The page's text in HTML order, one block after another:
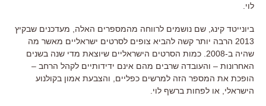
לוי.
ביונייטד קינג, שם נושמים לרווחה מהמספרים האלה, מעדכנים שבקיץ
2013 הרבה יותר קשה להביא צופים לסרטים ישראליים מאשר מה
שהיה ב-2008. כמות הסרטים הישראליים שיוצאת מדי שנה בשנים
האחרונות – והעובדה שרבים מהם אינם ידידותיים לקהל הרחב –
הופכת את המספר הזה למרשים כפליים, והצבעת אמון בקולנוע
הישראלי, או לפחות ברשף לוי.